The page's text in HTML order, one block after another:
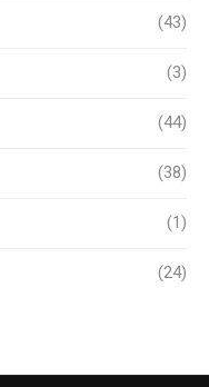
(43)
(3)
(44)
(38)
(1)
(24)